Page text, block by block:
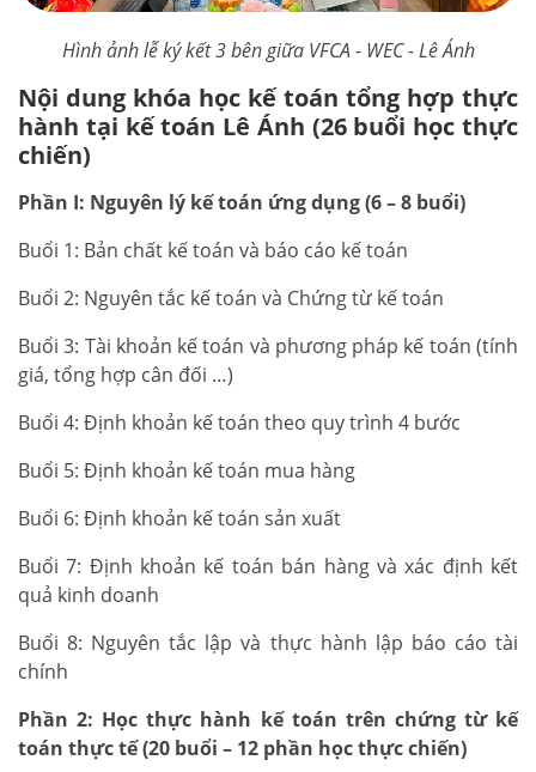
Hình ảnh lễ ký kết 3 bên giữa VFCA - WEC - Lê Ánh
Nội dung khóa học kế toán tổng hợp thực
hành tại kế toán Lê Ánh (26 buổi học thực
chiến)
Phần I: Nguyên lý kế toán ứng dụng (6 – 8 buổi)
Buổi 1: Bản chất kế toán và báo cáo kế toán
Buổi 2: Nguyên tắc kế toán và Chứng từ kế toán
Buổi 3: Tài khoản kế toán và phương pháp kế toán (tính
giá, tổng hợp cân đối …)
Buổi 4: Định khoản kế toán theo quy trình 4 bước
Buổi 5: Định khoản kế toán mua hàng
Buổi 6: Định khoản kế toán sản xuất
Buổi 7: Định khoản kế toán bán hàng và xác định kết
quả kinh doanh
Buổi 8: Nguyên tắc lập và thực hành lập báo cáo tài
chính
Phần 2: Học thực hành kế toán trên chứng từ kế
toán thực tế (20 buổi – 12 phần học thực chiến)